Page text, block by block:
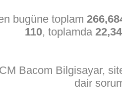
bugüne toplam
110, toplamda
Bacom Bilgisayar,
dair